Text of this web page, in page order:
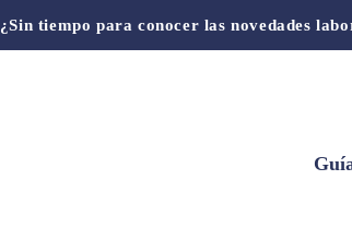
¿Sin tiempo para conocer las novedades